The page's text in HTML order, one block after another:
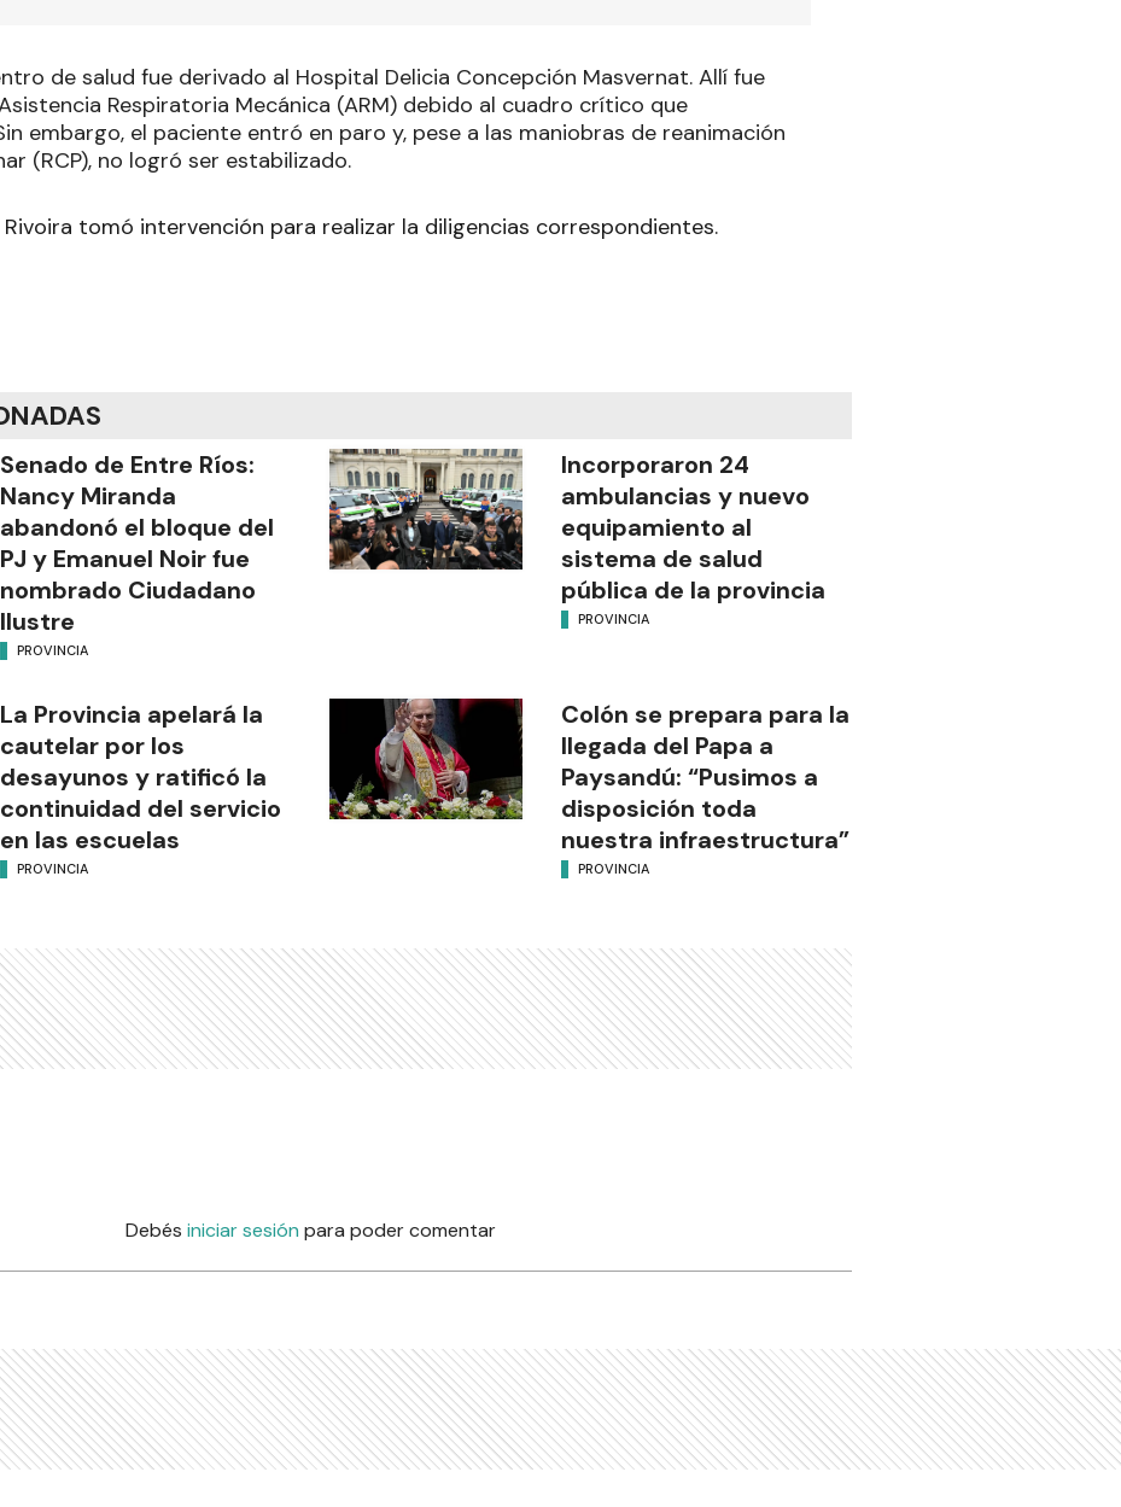
de salud fue derivado al Hospital Delicia Concepción Masvernat. Allí fue
Respiratoria Mecánica (ARM) debido al cuadro crítico que
embargo, el paciente entró en paro y, pese a las maniobras de reanimación
(RCP), no logró ser estabilizado.
Rivoira tomó intervención para realizar la diligencias correspondientes.
Senado de Entre Ríos:
Nancy Miranda
abandonó el bloque del
PJ y Emanuel Noir fue
nombrado Ciudadano
Ilustre
PROVINCIA
Incorporaron 24
ambulancias y nuevo
equipamiento al
sistema de salud
pública de la provincia
PROVINCIA
La Provincia apelará la
cautelar por los
desayunos y ratificó la
continuidad del servicio
en las escuelas
PROVINCIA
Colón se prepara para la
llegada del Papa a
Paysandú: “Pusimos a
disposición toda
nuestra infraestructura”
PROVINCIA
Debés iniciar sesión para poder comentar